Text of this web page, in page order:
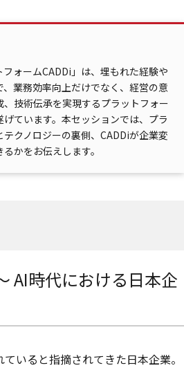
フォームCADDi」は、埋もれた経験や
業務効率向上だけでなく、経営の意
技術伝承を実現するプラットフォー
ています。本セッションでは、プラ
クノロジーの裏側、CADDiが企業変
かをお伝えします。
AI時代における日本企
いると指摘されてきた日本企業。